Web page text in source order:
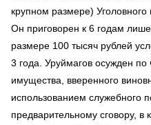
крупном размере) Уголовного
Он приговорен к 6 годам
размере 100 тысяч рублей
3 года. Уруймагов осужден по
имущества, вверенного
использованием служебного
предварительному сговору, в